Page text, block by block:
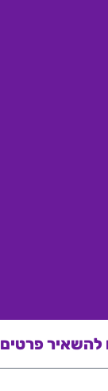
להשאיר פרטים